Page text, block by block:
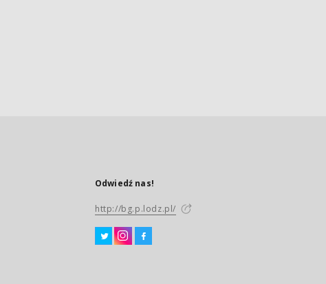
Odwiedź nas!
http://bg.p.lodz.pl/